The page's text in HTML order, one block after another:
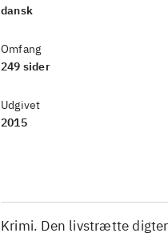
dansk
Omfang
249 sider
Udgivet
2015
Krimi. Den livstrætte